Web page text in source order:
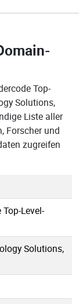
Top-
Solutions,
Liste aller
Forscher und
zugreifen
Level-
Solutions,